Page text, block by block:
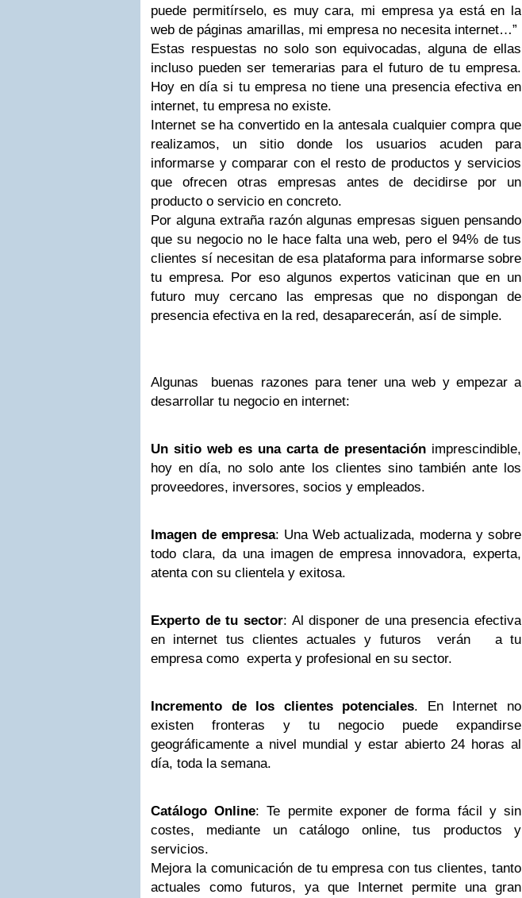
puede permitírselo, es muy cara, mi empresa ya está en la
web de páginas amarillas, mi empresa no necesita internet…”
Estas respuestas no solo son equivocadas, alguna de ellas
incluso pueden ser temerarias para el futuro de tu empresa.
Hoy en día si tu empresa no tiene una presencia efectiva en
internet, tu empresa no existe.
Internet se ha convertido en la antesala cualquier compra que
realizamos, un sitio donde los usuarios acuden para
informarse y comparar con el resto de productos y servicios
que ofrecen otras empresas antes de decidirse por un
producto o servicio en concreto.
Por alguna extraña razón algunas empresas siguen pensando
que su negocio no le hace falta una web, pero el 94% de tus
clientes sí necesitan de esa plataforma para informarse sobre
tu empresa. Por eso algunos expertos vaticinan que en un
futuro muy cercano las empresas que no dispongan de
presencia efectiva en la red, desaparecerán, así de simple.
Algunas buenas razones para tener una web y empezar a
desarrollar tu negocio en internet:
Un sitio web es una carta de presentación imprescindible,
hoy en día, no solo ante los clientes sino también ante los
proveedores, inversores, socios y empleados.
Imagen de empresa: Una Web actualizada, moderna y sobre
todo clara, da una imagen de empresa innovadora, experta,
atenta con su clientela y exitosa.
Experto de tu sector: Al disponer de una presencia efectiva
en internet tus clientes actuales y futuros verán a tu
empresa como experta y profesional en su sector.
Incremento de los clientes potenciales. En Internet no
existen fronteras y tu negocio puede expandirse
geográficamente a nivel mundial y estar abierto 24 horas al
día, toda la semana.
Catálogo Online: Te permite exponer de forma fácil y sin
costes, mediante un catálogo online, tus productos y
servicios.
Mejora la comunicación de tu empresa con tus clientes, tanto
actuales como futuros, ya que Internet permite una gran